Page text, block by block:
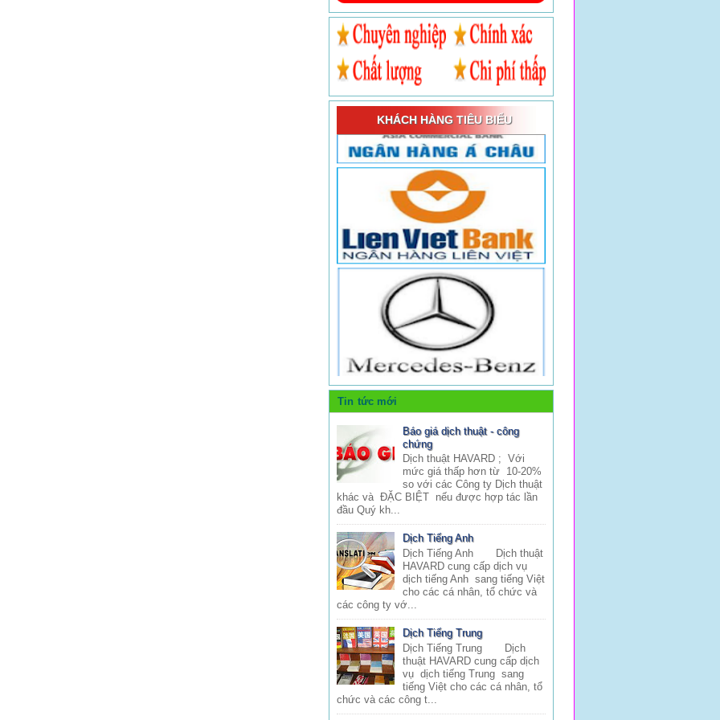
KHÁCH HÀNG TIÊU BIỂU
Tin tức mới
Báo giá dịch thuật - công
chứng
Dịch thuật HAVARD ; Với
mức giá thấp hơn từ 10-20%
so với các Công ty Dịch thuật
khác và ĐẶC BIỆT nếu được hợp tác lần
đầu Quý kh...
Dịch Tiếng Anh
Dịch Tiếng Anh Dịch thuật
HAVARD cung cấp dịch vụ
dịch tiếng Anh sang tiếng Việt
cho các cá nhân, tổ chức và
các công ty vớ...
Dịch Tiếng Trung
Dịch Tiếng Trung Dịch
thuật HAVARD cung cấp dịch
vụ dịch tiếng Trung sang
tiếng Việt cho các cá nhân, tổ
chức và các công t...